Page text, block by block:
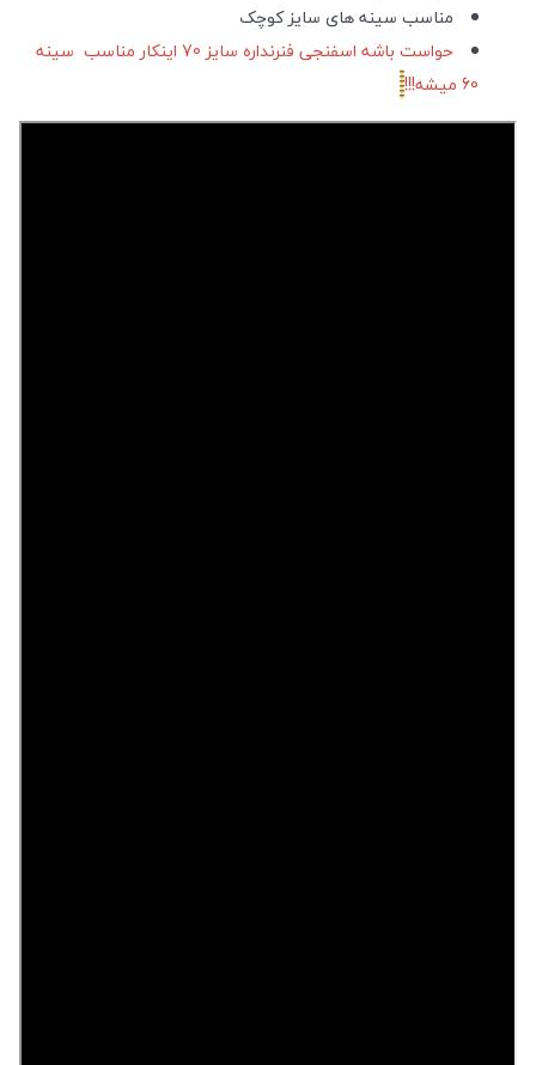
مناسب سینه های سایز کوچک
حواست باشه اسفنجی فنرنداره سایز 70 اینکار مناسب سینه
60 میشه!!!